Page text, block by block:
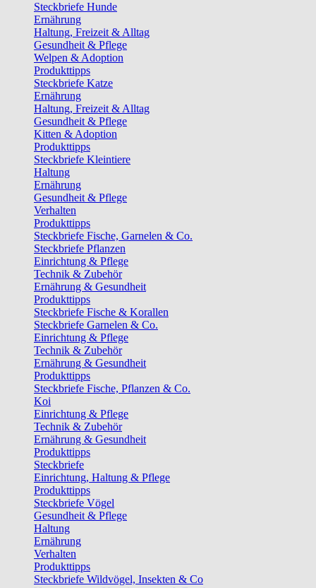
Steckbriefe Hunde
Ernährung
Haltung, Freizeit & Alltag
Gesundheit & Pflege
Welpen & Adoption
Produkttipps
Steckbriefe Katze
Ernährung
Haltung, Freizeit & Alltag
Gesundheit & Pflege
Kitten & Adoption
Produkttipps
Steckbriefe Kleintiere
Haltung
Ernährung
Gesundheit & Pflege
Verhalten
Produkttipps
Steckbriefe Fische, Garnelen & Co.
Steckbriefe Pflanzen
Einrichtung & Pflege
Technik & Zubehör
Ernährung & Gesundheit
Produkttipps
Steckbriefe Fische & Korallen
Steckbriefe Garnelen & Co.
Einrichtung & Pflege
Technik & Zubehör
Ernährung & Gesundheit
Produkttipps
Steckbriefe Fische, Pflanzen & Co.
Koi
Einrichtung & Pflege
Technik & Zubehör
Ernährung & Gesundheit
Produkttipps
Steckbriefe
Einrichtung, Haltung & Pflege
Produkttipps
Steckbriefe Vögel
Gesundheit & Pflege
Haltung
Ernährung
Verhalten
Produkttipps
Steckbriefe Wildvögel, Insekten & Co